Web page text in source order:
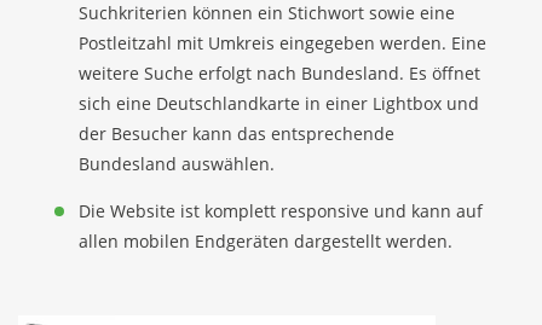
Suchkriterien können ein Stichwort sowie eine
Postleitzahl mit Umkreis eingegeben werden. Eine
weitere Suche erfolgt nach Bundesland. Es öffnet
sich eine Deutschlandkarte in einer Lightbox und
der Besucher kann das entsprechende
Bundesland auswählen.
Die Website ist komplett responsive und kann auf
allen mobilen Endgeräten dargestellt werden.